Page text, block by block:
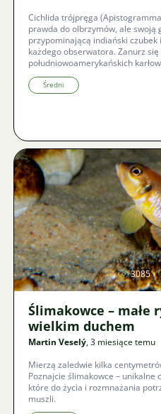
Cichlida trójpręga
prawda do olbrzymów, ale swoją
przypominającą indiański
każdego obserwatora. Zanurz
południowoamerykańskich
ten klejnot z dorzecza Rio
podjąć, mimo jego wolniejszego
dotyczących czystości wody.
Średni
3085
Ślimakowce – małe
wielkim duchem
Martin Veselý, 3 miesiące temu
Mierzą zaledwie kilka
Poznajcie ślimakowce – unikalne
które do życia i rozmnażania
muszli.